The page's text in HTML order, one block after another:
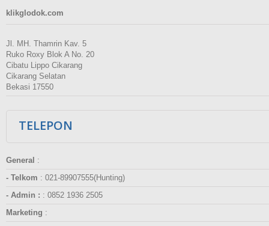
klikglodok.com
Jl. MH. Thamrin Kav. 5
Ruko Roxy Blok A No. 20
Cibatu Lippo Cikarang
Cikarang Selatan
Bekasi 17550
TELEPON
General :
- Telkom : 021-89907555(Hunting)
- Admin : : 0852 1936 2505
Marketing :